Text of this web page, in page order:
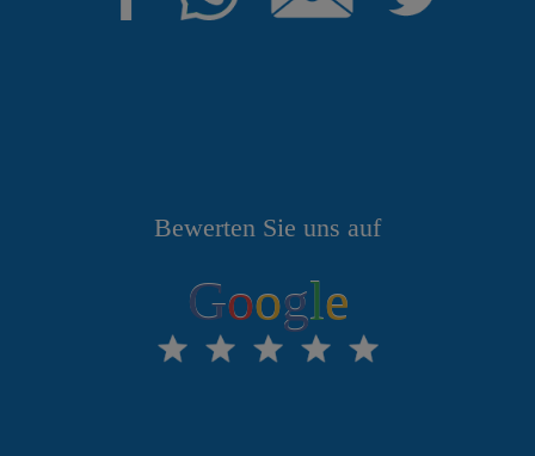
Bewerten Sie uns auf
Google